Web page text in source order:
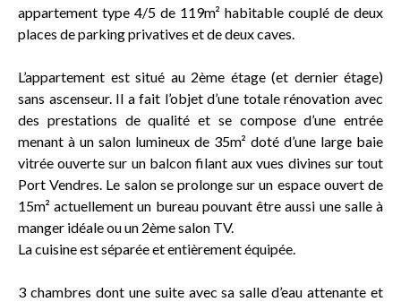
appartement type 4/5 de 119m² habitable couplé de deux
places de parking privatives et de deux caves.
L’appartement est situé au 2ème étage (et dernier étage)
sans ascenseur. Il a fait l’objet d’une totale rénovation avec
des prestations de qualité et se compose d’une entrée
menant à un salon lumineux de 35m² doté d’une large baie
vitrée ouverte sur un balcon filant aux vues divines sur tout
Port Vendres. Le salon se prolonge sur un espace ouvert de
15m² actuellement un bureau pouvant être aussi une salle à
manger idéale ou un 2ème salon TV.
La cuisine est séparée et entièrement équipée.
3 chambres dont une suite avec sa salle d’eau attenante et